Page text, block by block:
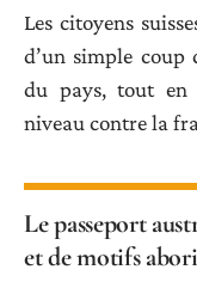
Les citoyens
d’un simple
du pays, tout en
niveau contre la
Le passeport
et de motifs